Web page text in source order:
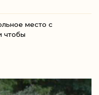
место с
чтобы